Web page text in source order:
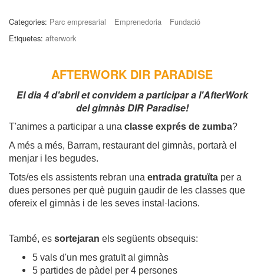
Categories: Parc empresarial Emprenedoria
Fundació
Etiquetes: afterwork
AFTERWORK DIR PARADISE
El dia 4 d'abril et convidem a participar a l'AfterWork
del gimnàs DIR Paradise!
T'animes a participar a una classe exprés de zumba?
A més a més, Barram, restaurant del gimnàs, portarà el
menjar i les begudes.
Tots/es els assistents rebran una entrada gratuïta per a
dues persones per què puguin gaudir de les classes que
ofereix el gimnàs i de les seves instal·lacions.
També, es sortejaran els següents obsequis:
5 vals d'un mes gratuït al gimnàs
5 partides de pàdel per 4 persones